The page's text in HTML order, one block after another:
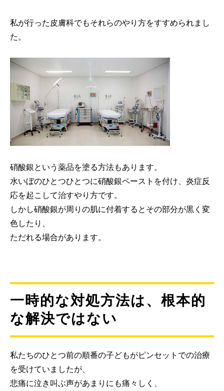
私が行った皮膚科でもそれらのやり方をすすめられまし
た。
硝酸銀という薬品を塗る方法もあります。
水いぼのひとつひとつに硝酸銀ペーストを付け、炎症反
応を起こして治すやり方です。
しかし硝酸銀が周りの肌に付着するとその部分が黒く変
色したり、
ただれる場合があります。
一時的な対処方法は、根本的
な解決ではない
私たちのひとつ前の順番の子どもがピンセットでの治療
を受けていましたが、
悲痛に泣き叫ぶ声があまりにも痛々しく、